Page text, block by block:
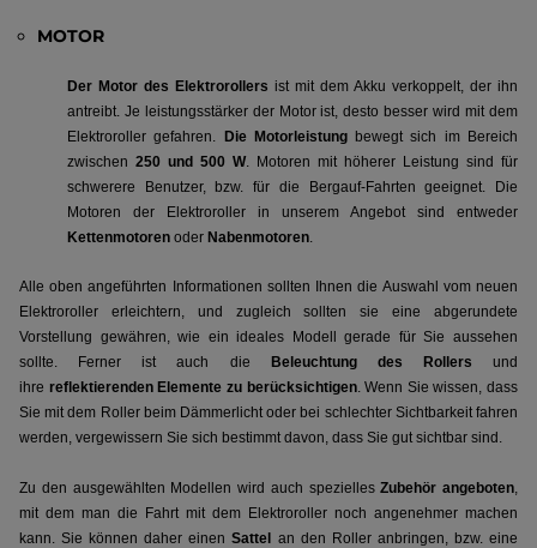
MOTOR
Der Motor des Elektrorollers ist mit dem Akku verkoppelt, der ihn
antreibt. Je leistungsstärker der Motor ist, desto besser wird mit dem
Elektroroller gefahren.
Die Motorleistung bewegt sich im Bereich
zwischen 250 und 500 W. Motoren mit höherer Leistung sind für
schwerere Benutzer, bzw. für die Bergauf-Fahrten geeignet. Die
Motoren der Elektroroller in unserem Angebot sind entweder
Kettenmotoren oder Nabenmotoren.
Alle oben angeführten Informationen sollten Ihnen die Auswahl vom neuen
Elektroroller erleichtern, und zugleich sollten sie eine abgerundete
Vorstellung gewähren, wie ein ideales Modell gerade für Sie aussehen
sollte. Ferner ist auch die
Beleuchtung des Rollers und
ihre reflektierenden Elemente zu berücksichtigen. Wenn Sie wissen, dass
Sie mit dem Roller beim Dämmerlicht oder bei schlechter Sichtbarkeit fahren
werden, vergewissern Sie sich bestimmt davon, dass Sie gut sichtbar sind.
Zu den ausgewählten Modellen wird auch speziellesZubehör angeboten,
mit dem man die Fahrt mit dem Elektroroller noch angenehmer machen
kann. Sie können daher einenSattel
an den Roller anbringen, bzw. eine